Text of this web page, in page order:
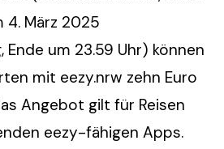
4. März 2025
Ende um 23.59 Uhr) können
mit eezy.nrw zehn Euro
Angebot gilt für Reisen
eezy-fähigen Apps.